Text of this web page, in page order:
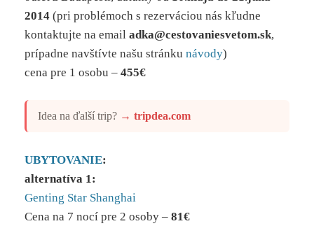
2014 (pri problémoch s rezerváciou nás kľudne
kontaktujte na emailadka@cestovaniesvetom.sk,
prípadne navštívte našu stránkunávody)
cena pre 1 osobu –455€
Idea na ďalší trip? → tripdea.com
UBYTOVANIE:
alternatíva 1:
Genting Star Shanghai
Cena na 7 nocí pre 2 osoby – 81€